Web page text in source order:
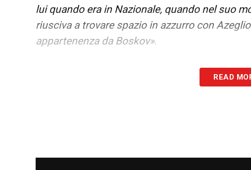
lui quando era in Nazionale, quando nel suo
riusciva a trovare spazio in azzurro con
appartenenza da Boskov».
LA PLAYLIST DELLE NOSTRE TOP NEWSREAD